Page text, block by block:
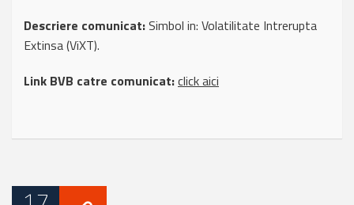
Descriere comunicat:Simbol in: Volatilitate Intrerupta
Extinsa (ViXT).
Link BVB catre comunicat:click aici